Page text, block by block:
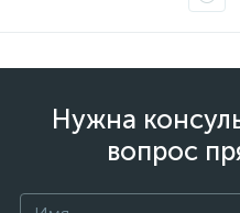
Нужна
вопрос